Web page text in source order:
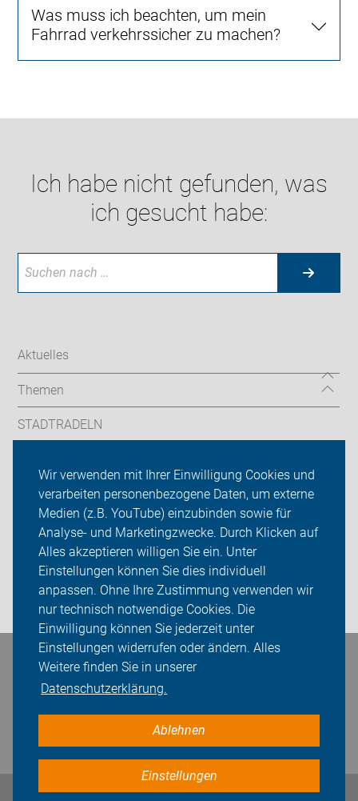
Wir verwenden mit Ihrer Einwilligung Cookies und
verarbeiten personenbezogene Daten, um externe
Medien (z.B. YouTube) einzubinden sowie für
Analyse- und Marketingzwecke. Durch Klicken auf
Alles akzeptieren willigen Sie ein. Unter
Einstellungen können Sie dies individuell
anpassen. Ohne Ihre Zustimmung verwenden wir
nur technisch notwendige Cookies. Die
Einwilligung können Sie jederzeit unter
Einstellungen widerrufen oder ändern. Alles
Weitere finden Sie in unserer
Datenschutzerklärung.
Ablehnen
Einstellungen
Was muss ich beachten, um mein
Fahrrad verkehrssicher zu machen?
Ich habe nicht gefunden, was
ich gesucht habe:
Aktuelles
Themen
STADTRADELN
ADFC Hamburg
Sei dabei
Presse
Login
Bleiben Sie in Kontakt